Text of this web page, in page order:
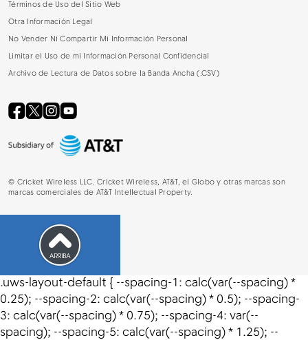
Términos de Uso del Sitio Web
Otra Información Legal
No Vender Ni Compartir Mi Información Personal
Limitar el Uso de mi Información Personal Confidencial
Archivo de Lectura de Datos sobre la Banda Ancha (.CSV)
© Cricket Wireless LLC. Cricket Wireless, AT&T, el Globo y otras marcas son
marcas comerciales de AT&T Intellectual Property.